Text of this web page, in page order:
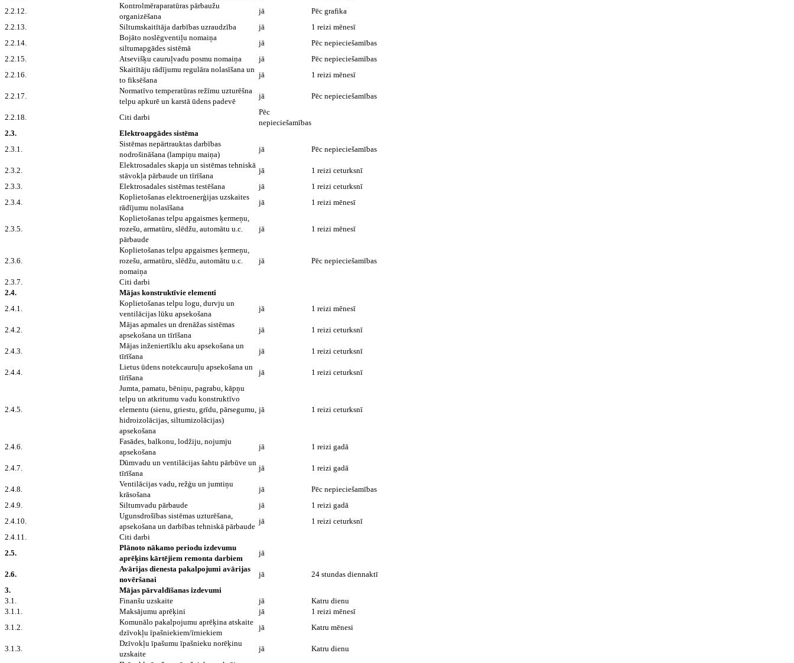
2.2.12.
Kontrolmēraparatūras pārbaužu
organizēšana
jā
Pēc grafika
2.2.13.
Siltumskaitītāja darbības uzraudzība jā
1 reizi mēnesī
2.2.14.
Bojāto noslēgventiļu nomaiņa
siltumapgādes sistēmā
jā
Pēc nepieciešamības
2.2.15.
Atsevišķu cauruļvadu posmu nomaiņa jā
Pēc nepieciešamības
2.2.16.
Skaitītāju rādījumu regulāra nolasīšana un
to fiksēšana
jā 1 reizi mēnesī
2.2.17.
Normatīvo temperatūras režīmu uzturēšna
telpu apkurē un karstā ūdens padevē
jā Pēc nepieciešamības
2.2.18. Citi darbi
Pēc
nepieciešamības
2.3.
Elektroapgādes sistēma
2.3.1.
Sistēmas nepārtrauktas darbības
nodrošināšana (lampiņu maiņa)
jā Pēc nepieciešamības
2.3.2.
Elektrosadales skapja un sistēmas tehniskā
stāvokļa pārbaude un tīrīšana
jā
1 reizi ceturksnī
2.3.3.
Elektrosadales sistēmas testēšana jā
1 reizi ceturksnī
2.3.4.
Koplietošanas elektroenerģijas uzskaites
rādījumu nolasīšana
jā 1 reizi mēnesī
2.3.5.
Koplietošanas telpu apgaismes ķermeņu,
rozešu, armatūru, slēdžu, automātu u.c.
pārbaude
jā 1 reizi mēnesī
2.3.6.
Koplietošanas telpu apgaismes ķermeņu,
rozešu, armatūru, slēdžu, automātu u.c.
nomaiņa
jā Pēc nepieciešamības
2.3.7.
Citi darbi
2.4.
Mājas konstruktīvie elementi
2.4.1.
Koplietošanas telpu logu, durvju un
ventilācijas lūku apsekošana
jā 1 reizi mēnesī
2.4.2.
Mājas apmales un drenāžas sistēmas
apsekošana un tīrīšana
jā 1 reizi ceturksnī
2.4.3.
Mājas inženiertīklu aku apsekošana un
tīrīšana
jā 1 reizi ceturksnī
2.4.4.
Lietus ūdens notekcauruļu apsekošana un
tīrīšana
jā 1 reizi ceturksnī
2.4.5.
Jumta, pamatu, bēniņu, pagrabu, kāpņu
telpu un atkritumu vadu konstruktīvo
elementu (sienu, griestu, grīdu, pārsegumu,
hidroizolācijas, siltumizolācijas)
apsekošana
jā 1 reizi ceturksnī
2.4.6.
Fasādes, balkonu, lodžiju, nojumju
apsekošana
jā 1 reizi gadā
2.4.7.
Dūmvadu un ventilācijas šahtu pārbūve un
tīrīšana
jā 1 reizi gadā
2.4.8.
Ventilācijas vadu, režģu un jumtiņu
krāsošana
jā
Pēc nepieciešamības
2.4.9.
Siltumvadu pārbaude jā
1 reizi gadā
2.4.10.
Ugunsdrošības sistēmas uzturēšana,
apsekošana un darbības tehniskā pārbaude
jā
1 reizi ceturksnī
2.4.11.
Citi darbi
2.5.
Plānoto nākamo periodu izdevumu
aprēķins kārtējiem remonta darbiem
jā
2.6.
Avārijas dienesta pakalpojumi avārijas
novēršanai
jā
24 stundas diennaktī
3.
Mājas pārvaldīšanas izdevumi
3.1.
Finanšu uzskaite jā
Katru dienu
3.1.1.
Maksājumu aprēķini jā
1 reizi mēnesī
3.1.2.
Komunālo pakalpojumu aprēķina atskaite
dzīvokļu īpašniekiem/īrniekiem
jā Katru mēnesi
3.1.3.
Dzīvokļu īpašumu īpašnieku norēķinu
uzskaite
jā
Katru dienu